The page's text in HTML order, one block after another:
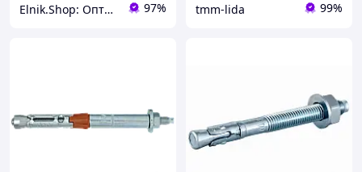
Elnik.Shop: Оптово-роздрібна компанія 97% tmm-lida 99%